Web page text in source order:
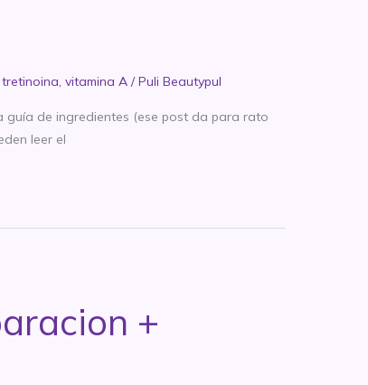
tretinoina, vitamina A /Puli Beautypul
guía de ingredientes (ese post da para rato
leer el
+